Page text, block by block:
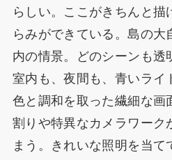
らしい。ここがきちんと描
らみができている。島の大
内の情景。どのシーンも透
室内も、夜間も、青いライ
色と調和を取った繊細な画
割りや特異なカメラワーク
まう。きれいな照明を当て